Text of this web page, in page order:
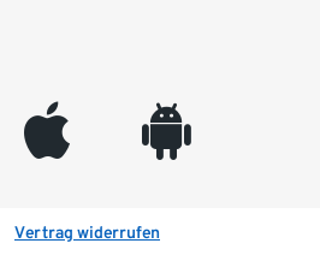
appleinc android
Vertrag widerrufen